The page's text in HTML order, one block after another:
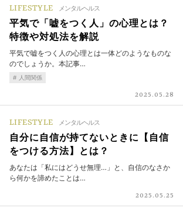
LIFESTYLE メンタルヘルス
平気で「嘘をつく人」の心理とは？
特徴や対処法を解説
平気で嘘をつく人の心理とは一体どのようなものな
のでしょうか。本記事…
人間関係
2025.05.28
LIFESTYLE メンタルヘルス
自分に自信が持てないときに【自信
をつける方法】とは？
あなたは「私にはどうせ無理…」と、自信のなさか
ら何かを諦めたことは…
2025.05.25